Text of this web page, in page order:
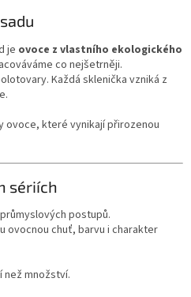
je ovoce z vlastního ekologického
co nejšetrněji.
Každá sklenička vzniká z
ovoce, které vynikají přirozenou
sériích
postupů.
ovocnou chuť, barvu i charakter
než množství.